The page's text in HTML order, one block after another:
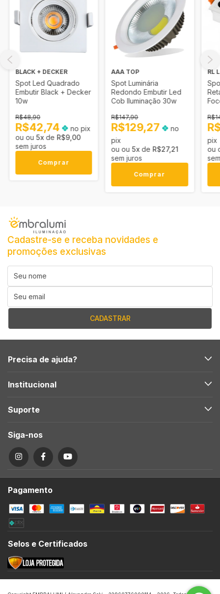
BLACK + DECKER
Spot Led Quadrado
Embutir Black + Decker
10w
R$48,90
R$42,74
no pix
5x de R$9,00
sem juros
Comprar
AAA TOP
Spot Luminária
Redondo Embutir Led
Cob Iluminação 30w
R$147,90
R$129,27
no
pix
5x de R$27,21
sem juros
Comprar
RL
pix
Cadastre-se e receba novidades e
promoções exclusivas
Precisa de ajuda?
Institucional
Suporte
Siga-nos
Pagamento
Selos e Certificados